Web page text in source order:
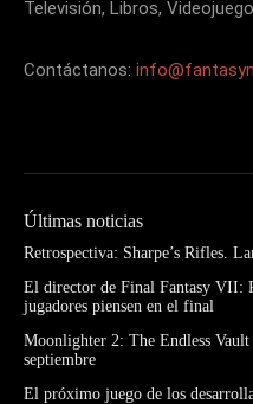
Televisión, Libros,
Contáctanos:
Últimas noticias
Retrospectiva: Sharpe’s Rifles.
El director de Final Fantasy VII:
jugadores piensen en el final
Moonlighter 2: The Endless Vault
septiembre
El próximo juego de los